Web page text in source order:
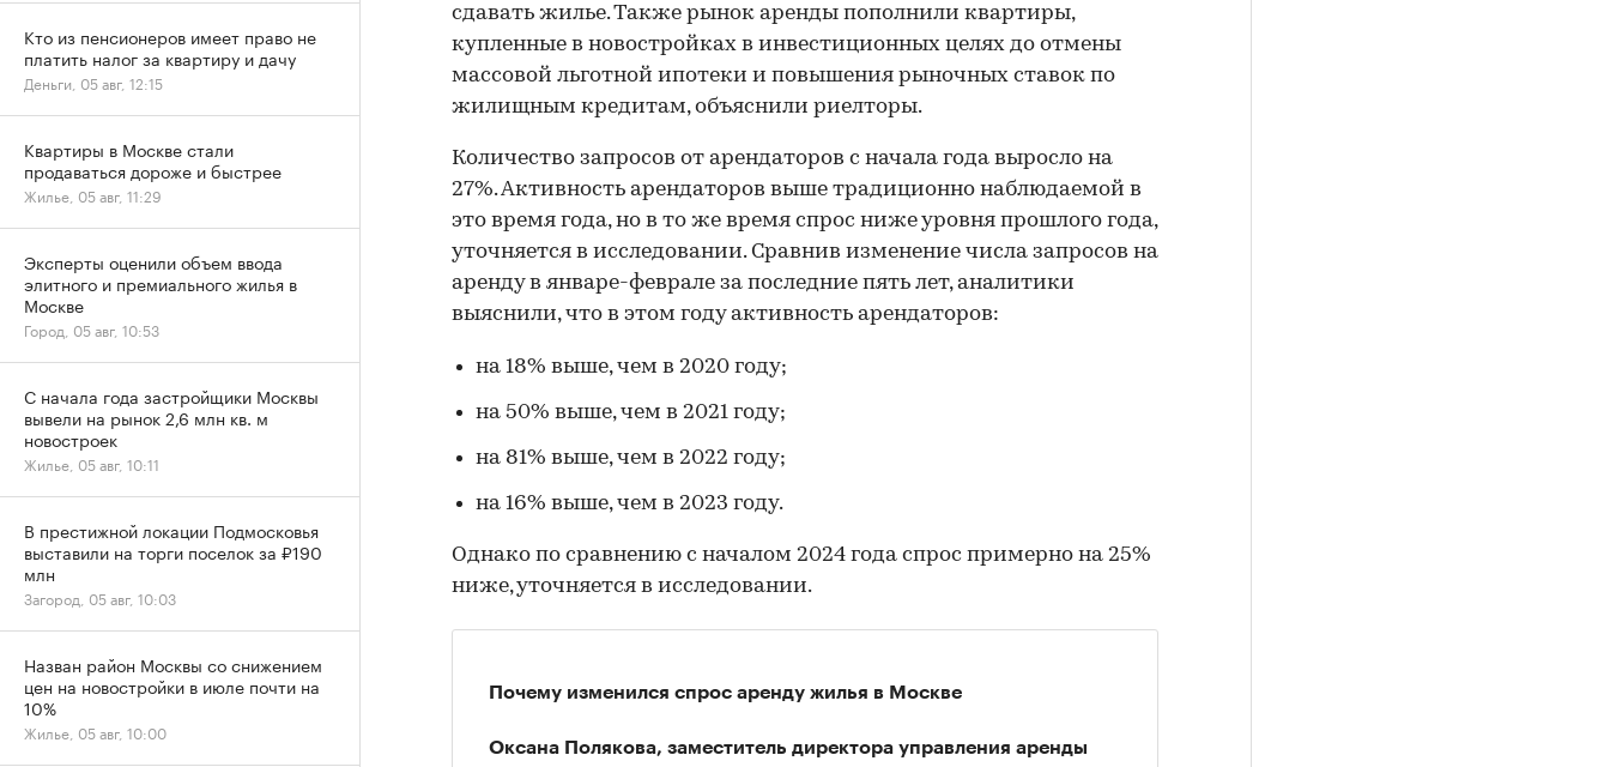
сдавать жилье. Также рынок аренды пополнили квартиры,
купленные в новостройках в инвестиционных целях до отмены
массовой льготной ипотеки и повышения рыночных ставок по
жилищным кредитам, объяснили риелторы.
Количество запросов от арендаторов с начала года выросло на
27%. Активность арендаторов выше традиционно наблюдаемой в
это время года, но в то же время спрос ниже уровня прошлого года,
уточняется в исследовании. Сравнив изменение числа запросов на
аренду в январе-феврале за последние пять лет, аналитики
выяснили, что в этом году активность арендаторов:
на 18% выше, чем в 2020 году;
на 50% выше, чем в 2021 году;
на 81% выше, чем в 2022 году;
на 16% выше, чем в 2023 году.
Однако по сравнению с началом 2024 года спрос примерно на 25%
ниже, уточняется в исследовании.
Почему изменился спрос аренду жилья в Москве
Оксана Полякова, заместитель директора управления аренды
Кто из пенсионеров имеет право не
платить налог за квартиру и дачу
Деньги, 05 авг, 12:15
Квартиры в Москве стали
продаваться дороже и быстрее
Жилье, 05 авг, 11:29
Эксперты оценили объем ввода
элитного и премиального жилья в
Москве
Город, 05 авг, 10:53
С начала года застройщики Москвы
вывели на рынок 2,6 млн кв. м
новостроек
Жилье, 05 авг, 10:11
В престижной локации Подмосковья
выставили на торги поселок за ₽190
млн
Загород, 05 авг, 10:03
Назван район Москвы со снижением
цен на новостройки в июле почти на
10%
Жилье, 05 авг, 10:00